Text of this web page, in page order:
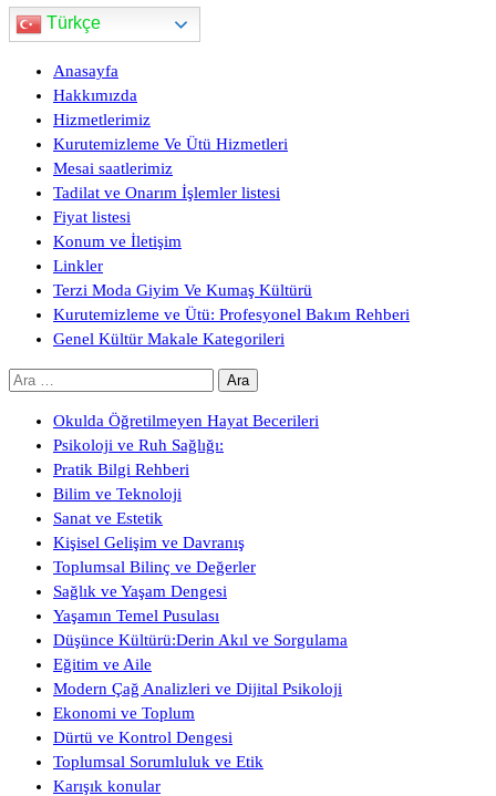
Türkçe
Anasayfa
Hakkımızda
Hizmetlerimiz
Kurutemizleme Ve Ütü Hizmetleri
Mesai saatlerimiz
Tadilat ve Onarım İşlemler listesi
Fiyat listesi
Konum ve İletişim
Linkler
Terzi Moda Giyim Ve Kumaş Kültürü
Kurutemizleme ve Ütü: Profesyonel Bakım Rehberi
Genel Kültür Makale Kategorileri
Arama:
Okulda Öğretilmeyen Hayat Becerileri
Psikoloji ve Ruh Sağlığı:
Pratik Bilgi Rehberi
Bilim ve Teknoloji
Sanat ve Estetik
Kişisel Gelişim ve Davranış
Toplumsal Bilinç ve Değerler
Sağlık ve Yaşam Dengesi
Yaşamın Temel Pusulası
Düşünce Kültürü:Derin Akıl ve Sorgulama
Eğitim ve Aile
Modern Çağ Analizleri ve Dijital Psikoloji
Ekonomi ve Toplum
Dürtü ve Kontrol Dengesi
Toplumsal Sorumluluk ve Etik
Karışık konular